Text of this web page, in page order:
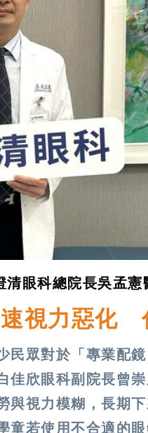
眼科總院長吳孟憲
視力惡化
民眾對於「專業配
佳欣眼科副院長曾
與視力模糊，長期
童若使用不合適的